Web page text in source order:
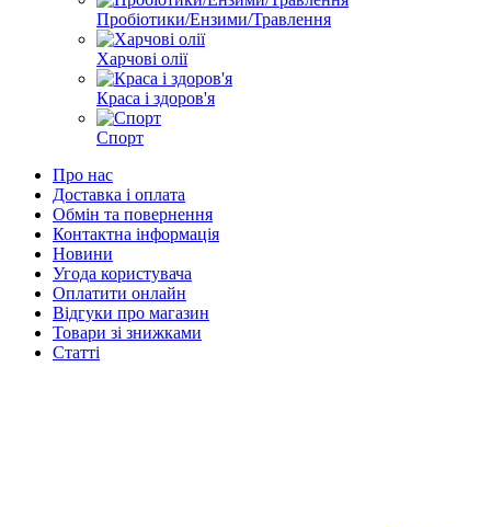
Пробіотики/Ензими/Травлення
Харчові олії
Краса і здоров'я
Спорт
Про нас
Доставка і оплата
Обмін та повернення
Контактна інформація
Новини
Угода користувача
Оплатити онлайн
Відгуки про магазин
Товари зі знижками
Статті